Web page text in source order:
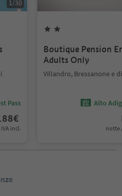
1/30
Pass
€
incl.
Boutique Pension
Adults Only
Villandro, Bressanone e
Alto
notte